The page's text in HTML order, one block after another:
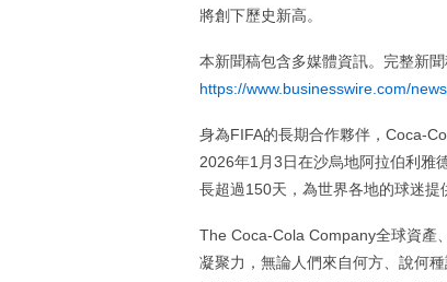
將創下歷史新高。
本新聞稿包含多媒體資訊。完整新聞
https://www.businesswire.com/
身為FIFA的長期合作夥伴，Coca-
2026年1月3日在沙烏地阿拉伯利雅
長超過150天，為世界各地的球迷提
The Coca-Cola Company全球資產
凝聚力，無論人們來自何方、說何